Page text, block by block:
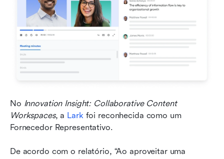
No Innovation Insight: Collaborative Content
Workspaces, a Lark foi reconhecida como um
Fornecedor Representativo.
De acordo com o relatório, “Ao aproveitar uma